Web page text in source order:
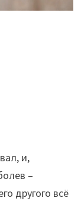
и,
–
другого всё